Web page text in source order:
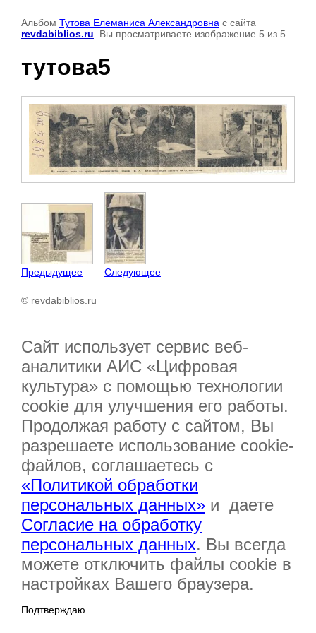
Альбом Тутова Елеманиса Александровна с сайта
revdabiblios.ru . Вы просматриваете изображение 5 из 5
тутова5
Предыдущее Следующее
© revdabiblios.ru
Сайт использует сервис веб-
аналитики АИС «Цифровая
культура» с помощью технологии
cookie для улучшения его работы.
Продолжая работу с сайтом, Вы
разрешаете использование cookie-
файлов, соглашаетесь с
«Политикой обработки
персональных данных» и даете
Согласие на обработку
персональных данных. Вы всегда
можете отключить файлы cookie в
настройках Вашего браузера.
Подтверждаю